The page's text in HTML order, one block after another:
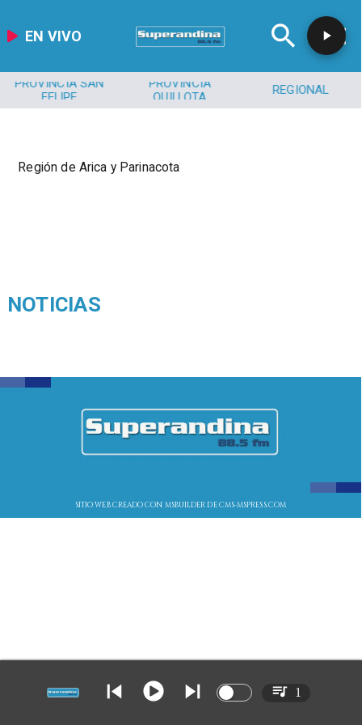
EN VIVO
PROVINCIA SAN
FELIPE
PROVINCIA
QUILLOTA
REGIONAL
Región de Arica y Parinacota
NOTICIAS
SITIO WEB CREADO CON MSBUILDER DE CMS-MSPRESS.COM
1